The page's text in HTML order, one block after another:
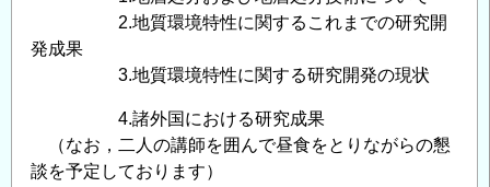
2.地質環境特性に関するこれまでの研究開
発成果
3.地質環境特性に関する研究開発の現状
4.諸外国における研究成果
（なお，二人の講師を囲んで昼食をとりながらの懇
談を予定しております）